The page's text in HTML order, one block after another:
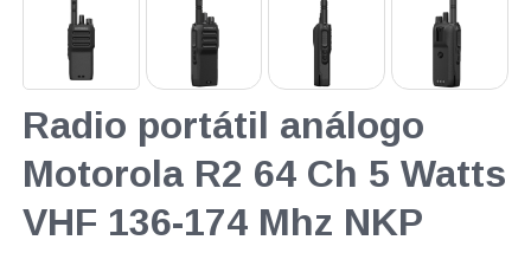
Radio portátil análogo
Motorola R2 64 Ch 5 Watts
VHF 136-174 Mhz NKP